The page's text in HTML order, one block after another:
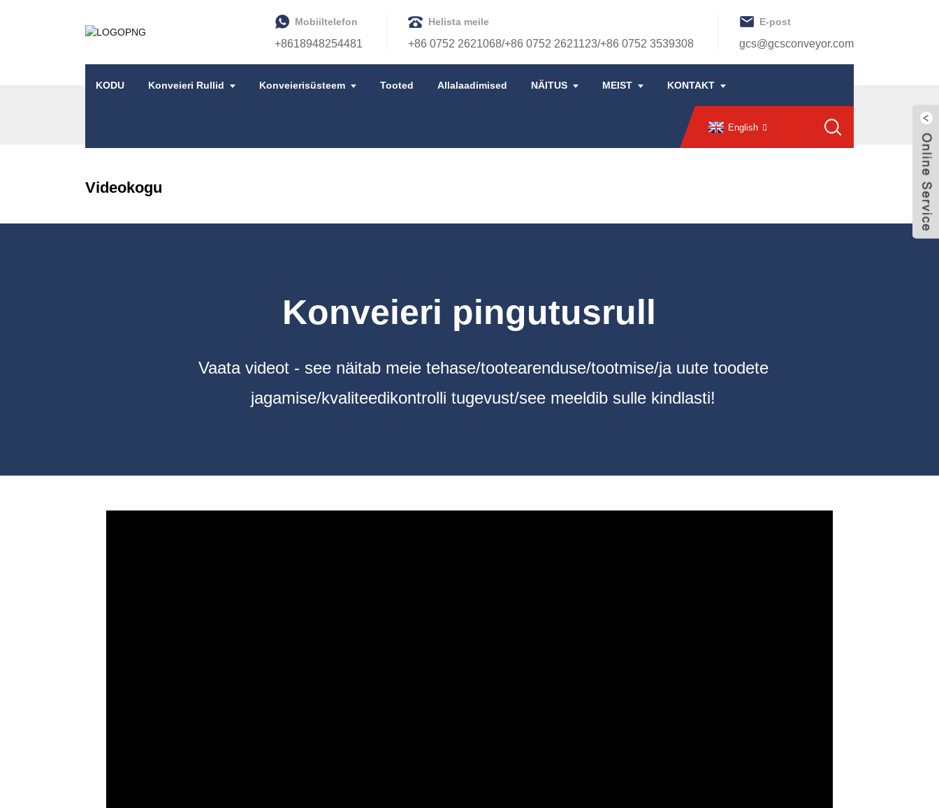
Mobiiltelefon
+8618948254481
Helista meile
+86 0752 2621068/+86 0752 2621123/+86 0752 3539308
E-post
gcs@gcsconveyor.com
KODU Konveieri Rullid Konveierisüsteem Tooted Allalaadimised NÄITUS MEIST KONTAKT
English
Videokogu
Konveieri pingutusrull
Vaata videot - see näitab meie tehase/tootearenduse/tootmise/ja uute toodete
jagamise/kvaliteedikontrolli tugevust/see meeldib sulle kindlasti!